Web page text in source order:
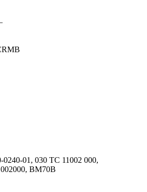
0240-01, 030 TC 11002 000,
BM70B